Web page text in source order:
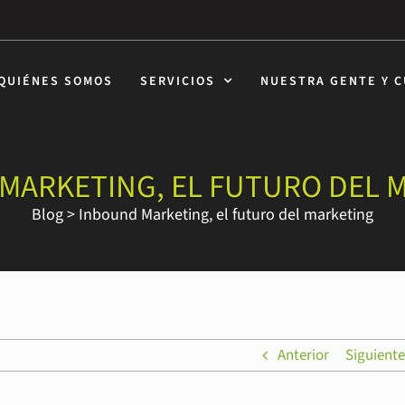
SOMOS SERVICIOS NUESTRA GENTE Y
EL FUTURO DEL
Blog> Inbound Marketing, el futuro del marketing
Anterior Siguiente